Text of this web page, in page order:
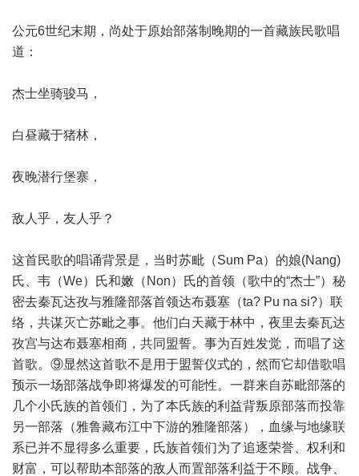
公元6世纪末期，尚处于原始部落制晚期的一首藏族民歌唱
道：
杰士坐骑骏马，
白昼藏于猪林，
夜晚潜行堡寨，
敌人乎，友人乎？
这首民歌的唱诵背景是，当时苏毗（Sum Pa）的娘(Nang)
氏、韦（We）氏和嫩（Non）氏的首领（歌中的“杰士”）秘
密去秦瓦达孜与雅隆部落首领达布聂塞（ta? Pu na si?）联
络，共谋灭亡苏毗之事。他们白天藏于林中，夜里去秦瓦达
孜宫与达布聂塞相商，共同盟誓。事为百姓发觉，而唱了这
首歌。⑨显然这首歌不是用于盟誓仪式的，然而它却借歌唱
预示一场部落战争即将爆发的可能性。一群来自苏毗部落的
几个小氏族的首领们，为了本氏族的利益背叛原部落而投靠
另一部落（雅鲁藏布江中下游的雅隆部落），血缘与地缘联
系已并不显得多么重要，氏族首领们为了追逐荣誉、权利和
财富，可以帮助本部落的敌人而置部落利益于不顾。战争、